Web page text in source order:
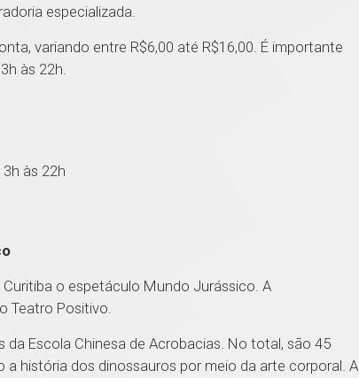
especializada.
variando entre R$6,00 até R$16,00. É importante
às 22h.
às 22h
o espetáculo Mundo Jurássico. A
Teatro Positivo.
Escola Chinesa de Acrobacias. No total, são 45
história dos dinossauros por meio da arte corporal. A